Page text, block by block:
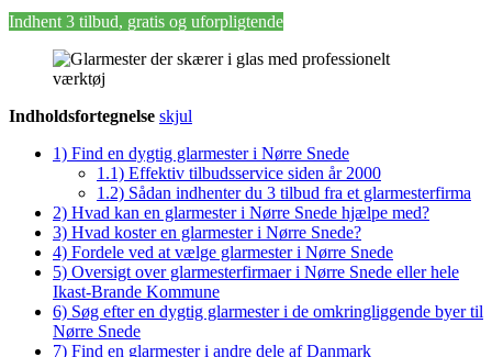
Indhent 3 tilbud, gratis og uforpligtende
Indholdsfortegnelse skjul
1) Find en dygtig glarmester i Nørre Snede
1.1) Effektiv tilbudsservice siden år 2000
1.2) Sådan indhenter du 3 tilbud fra et glarmesterfirma
2) Hvad kan en glarmester i Nørre Snede hjælpe med?
3) Hvad koster en glarmester i Nørre Snede?
4) Fordele ved at vælge glarmester i Nørre Snede
5) Oversigt over glarmesterfirmaer i Nørre Snede eller hele
Ikast-Brande Kommune
6) Søg efter en dygtig glarmester i de omkringliggende byer til
Nørre Snede
7) Find en glarmester i andre dele af Danmark